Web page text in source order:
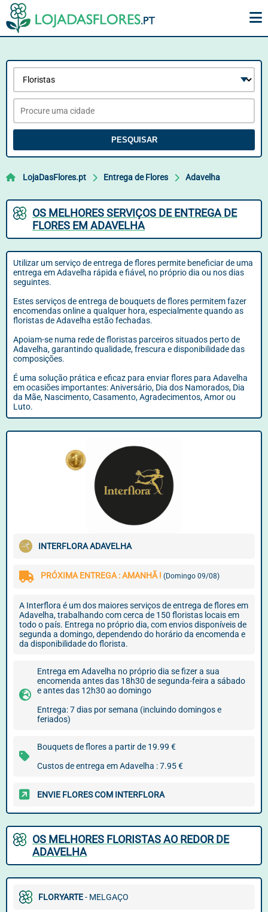
PESQUISAR
LojaDasFlores.pt Entrega de Flores Adavelha
OS MELHORES SERVIÇOS DE ENTREGA DE
FLORES EM ADAVELHA
Utilizar um serviço de entrega de flores permite beneficiar de uma
entrega em Adavelha rápida e fiável, no próprio dia ou nos dias
seguintes.
Estes serviços de entrega de bouquets de flores permitem fazer
encomendas online a qualquer hora, especialmente quando as
floristas de Adavelha estão fechadas.
Apoiam-se numa rede de floristas parceiros situados perto de
Adavelha, garantindo qualidade, frescura e disponibilidade das
composições.
É uma solução prática e eficaz para enviar flores para Adavelha
em ocasiões importantes: Aniversário, Dia dos Namorados, Dia
da Mãe, Nascimento, Casamento, Agradecimentos, Amor ou
Luto.
INTERFLORA ADAVELHA
PRÓXIMA ENTREGA : AMANHÃ ! (Domingo 09/08)
A Interflora é um dos maiores serviços de entrega de flores em
Adavelha, trabalhando com cerca de 150 floristas locais em
todo o país. Entrega no próprio dia, com envios disponíveis de
segunda a domingo, dependendo do horário da encomenda e
da disponibilidade do florista.
Entrega em Adavelha no próprio dia se fizer a sua
encomenda antes das 18h30 de segunda-feira a sábado
e antes das 12h30 ao domingo
Entrega: 7 dias por semana (incluindo domingos e
feriados)
Bouquets de flores a partir de 19.99 €
Custos de entrega em Adavelha : 7.95 €
ENVIE FLORES COM INTERFLORA
OS MELHORES FLORISTAS AO REDOR DE
ADAVELHA
FLORYARTE- MELGAÇO